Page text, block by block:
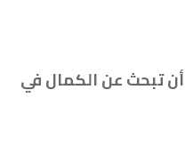
أن تبحث عن الكمال في